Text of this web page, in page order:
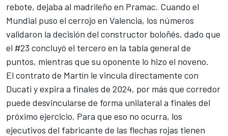
rebote, dejaba al madrileño en Pramac. Cuando el
Mundial puso el cerrojo en Valencia, los números
validaron la decisión del constructor boloñés, dado que
el #23 concluyó el tercero en la tabla general de
puntos, mientras que su oponente lo hizo el noveno.
El contrato de Martín le vincula directamente con
Ducati y expira a finales de 2024, por más que corredor
puede desvincularse de forma unilateral a finales del
próximo ejercicio. Para que eso no ocurra, los
ejecutivos del fabricante de las flechas rojas tienen